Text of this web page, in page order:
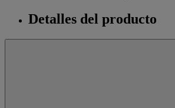
Detalles del producto